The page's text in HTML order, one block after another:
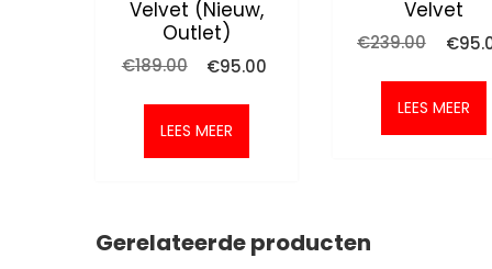
Velvet (nieuw,
Outlet)
€189.00
Oorspronkelijke
was:
€189.00.
€95.00
LEES MEER
Velvet
€239.00
was:
€
LEES MEER
Gerelateerde producten